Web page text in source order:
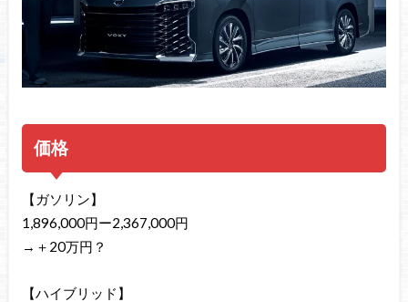
価格
【ガソリン】
1,896,000円ー2,367,000円
→＋20万円？
【ハイブリッド】